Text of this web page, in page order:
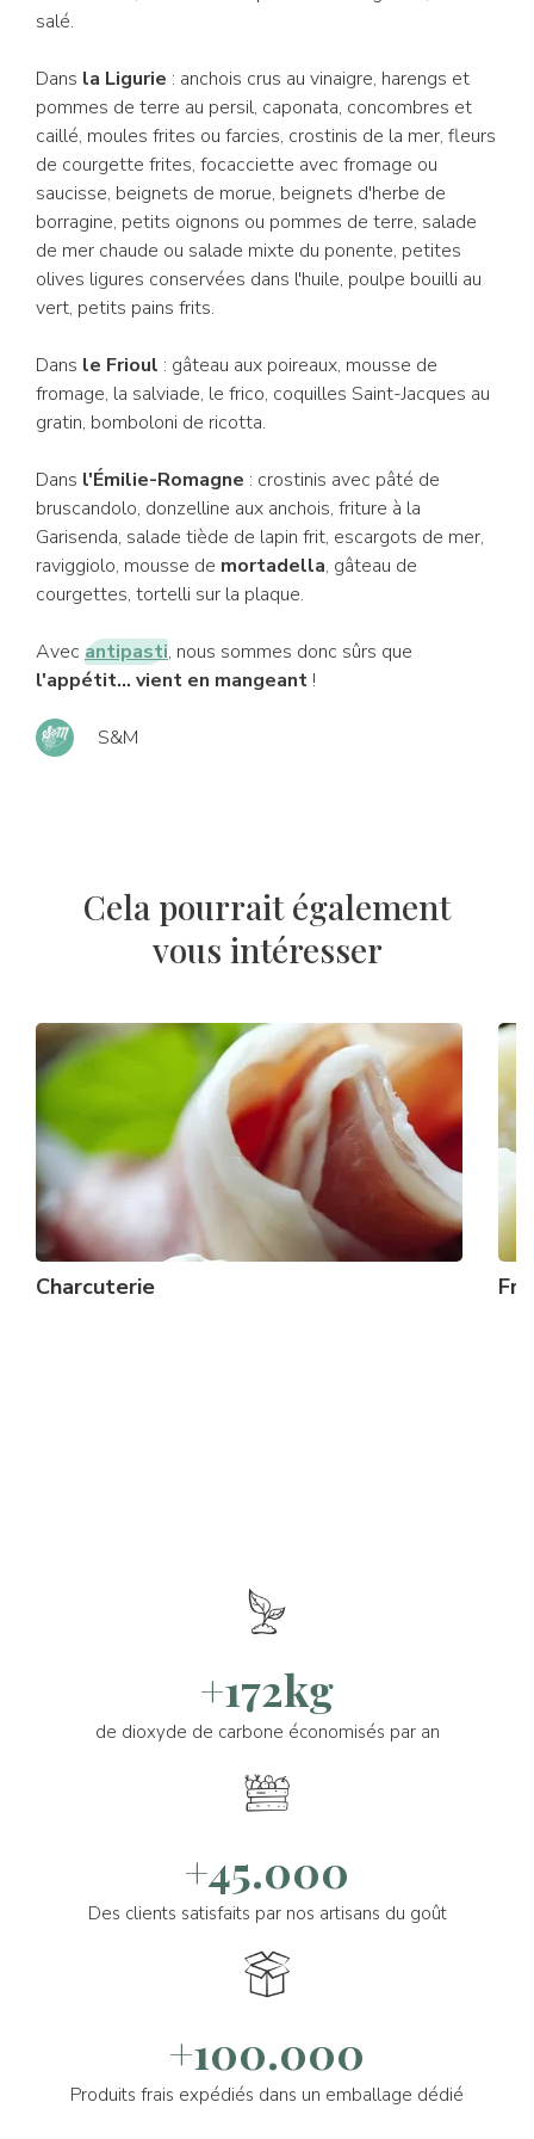
salé.
Dans la Ligurie : anchois crus au vinaigre, harengs et
pommes de terre au persil, caponata, concombres et
caillé, moules frites ou farcies, crostinis de la mer, fleurs
de courgette frites, focacciette avec fromage ou
saucisse, beignets de morue, beignets d'herbe de
borragine, petits oignons ou pommes de terre, salade
de mer chaude ou salade mixte du ponente, petites
olives ligures conservées dans l'huile, poulpe bouilli au
vert, petits pains frits.
Dans le Frioul : gâteau aux poireaux, mousse de
fromage, la salviade, le frico, coquilles Saint-Jacques au
gratin, bomboloni de ricotta.
Dans l'Émilie-Romagne : crostinis avec pâté de
bruscandolo, donzelline aux anchois, friture à la
Garisenda, salade tiède de lapin frit, escargots de mer,
raviggiolo, mousse de mortadella, gâteau de
courgettes, tortelli sur la plaque.
Avec antipasti, nous sommes donc sûrs que
l'appétit... vient en mangeant !
S&M
Cela pourrait également
vous intéresser
Charcuterie
+172kg
de dioxyde de carbone économisés par an
+45.000
Des clients satisfaits par nos artisans du goût
+100.000
Produits frais expédiés dans un emballage dédié